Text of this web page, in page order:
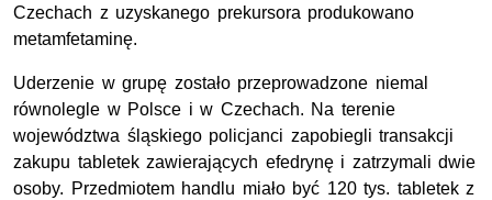
Czechach z uzyskanego prekursora produkowano
metamfetaminę.
Uderzenie w grupę zostało przeprowadzone niemal
równolegle w Polsce i w Czechach. Na terenie
województwa śląskiego policjanci zapobiegli transakcji
zakupu tabletek zawierających efedrynę i zatrzymali dwie
osoby. Przedmiotem handlu miało być 120 tys. tabletek z